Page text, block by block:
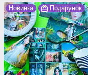
Новинка Подарунок